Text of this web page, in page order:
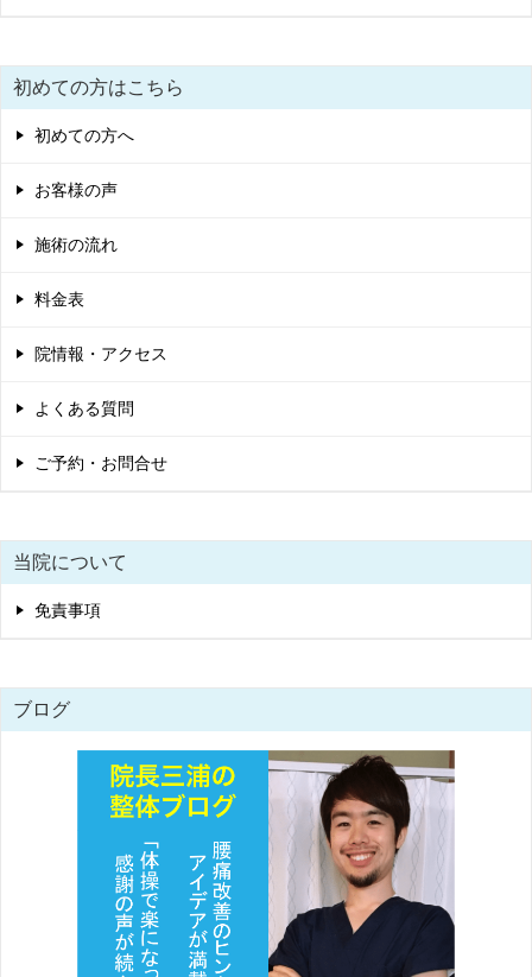
初めての方はこちら
初めての方へ
お客様の声
施術の流れ
料金表
院情報・アクセス
よくある質問
ご予約・お問合せ
当院について
免責事項
ブログ